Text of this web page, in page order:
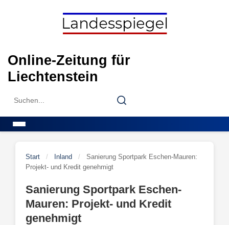
Online-Zeitung für
Liechtenstein
Search
Search
Start / Inland /
Sanierung Sportpark Eschen-Mauren:
Projekt- und Kredit genehmigt
Sanierung Sportpark Eschen-
Mauren: Projekt- und Kredit
genehmigt